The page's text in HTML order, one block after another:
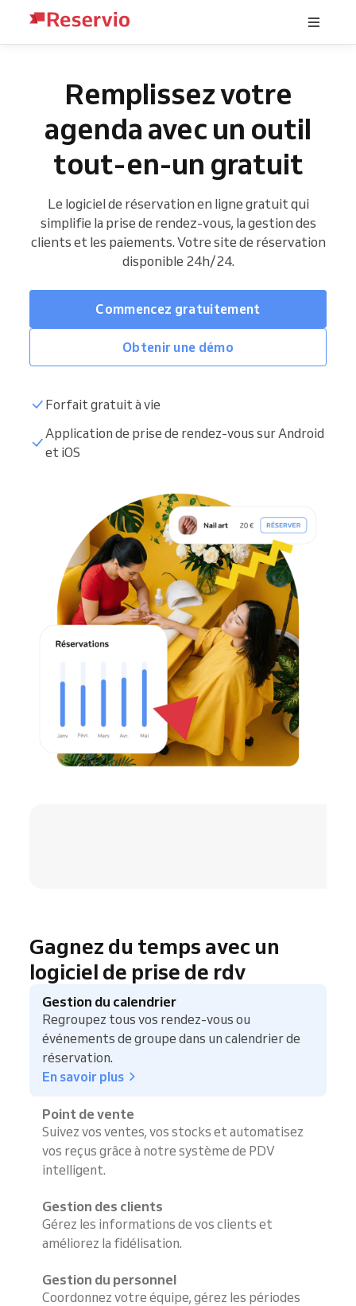
Remplissez votre
agenda avec un outil
tout-en-un gratuit
Le logiciel de réservation en ligne gratuit qui
simplifie la prise de rendez-vous, la gestion des
clients et les paiements. Votre site de réservation
disponible 24h/24.
Commencez gratuitement
Obtenir une démo
Forfait gratuit à vie
Application de prise de rendez-vous sur Android
et iOS
Gagnez du temps avec un
logiciel de prise de rdv
Gestion du calendrier
Regroupez tous vos rendez-vous ou
événements de groupe dans un calendrier de
réservation.
En savoir plus
Point de vente
Suivez vos ventes, vos stocks et automatisez
vos reçus grâce à notre système de PDV
intelligent.
Gestion des clients
Gérez les informations de vos clients et
améliorez la fidélisation.
Gestion du personnel
Coordonnez votre équipe, gérez les périodes